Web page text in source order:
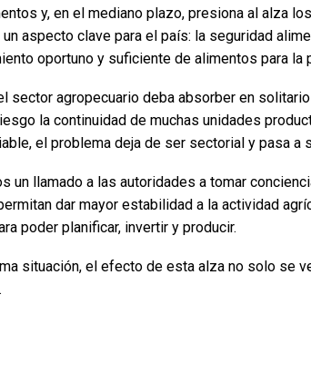
y, en el mediano plazo, presiona al alza
aspecto clave para el país: la seguridad
oportuno y suficiente de alimentos para la
sector agropecuario deba absorber en
la continuidad de muchas unidades
el problema deja de ser sectorial y pasa a
un llamado a las autoridades a tomar
dar mayor estabilidad a la actividad
poder planificar, invertir y producir.
situación, el efecto de esta alza no solo se